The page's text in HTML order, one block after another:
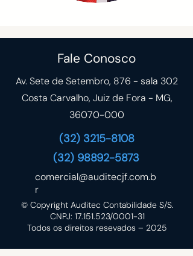
Fale Conosco
Av. Sete de Setembro, 876 - sala 302
Costa Carvalho, Juiz de Fora - MG,
36070-000
(32) 3215-8108
comercial@auditecjf.com.b
r
© Copyright Auditec Contabilidade S/S.
CNPJ: 17.151.523/0001-31
Todos os direitos resevados – 2025
(32) 98892-5873